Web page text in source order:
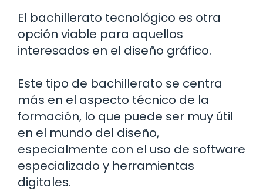
El bachillerato tecnológico es otra
opción viable para aquellos
interesados en el diseño gráfico.
Este tipo de bachillerato se centra
más en el aspecto técnico de la
formación, lo que puede ser muy útil
en el mundo del diseño,
especialmente con el uso de software
especializado y herramientas
digitales.